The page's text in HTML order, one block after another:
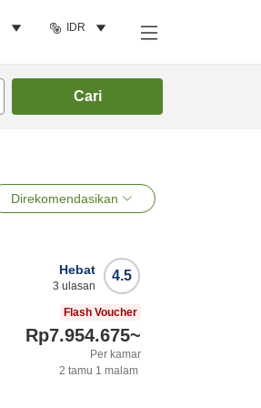
IDR
Cari
Direkomendasikan
4.5
Hebat
3 ulasan
Flash Voucher
Rp7.954.675~
Per kamar
2 tamu 1 malam